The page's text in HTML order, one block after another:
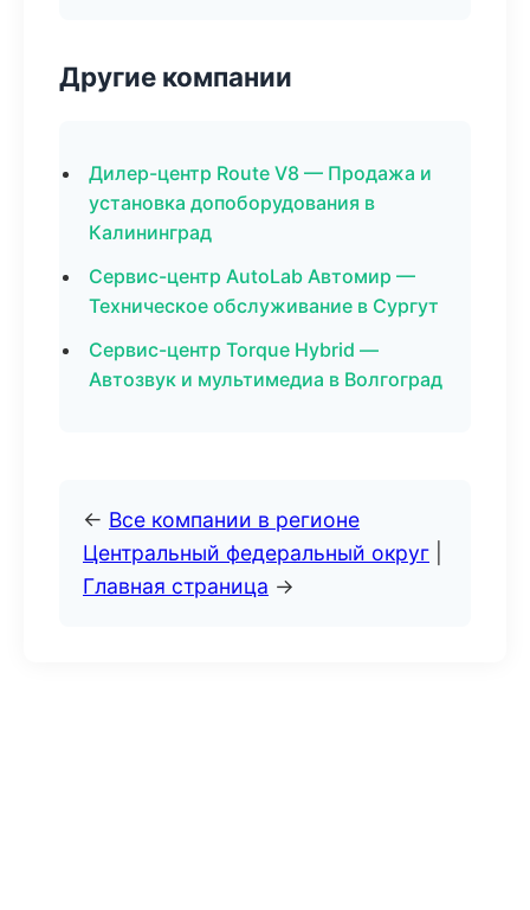
Другие компании
Дилер-центр Route V8 — Продажа и
установка допоборудования в
Калининград
Сервис-центр AutoLab Автомир —
Техническое обслуживание в Сургут
Сервис-центр Torque Hybrid —
Автозвук и мультимедиа в Волгоград
← Все компании в регионе
Центральный федеральный округ
Главная страница →